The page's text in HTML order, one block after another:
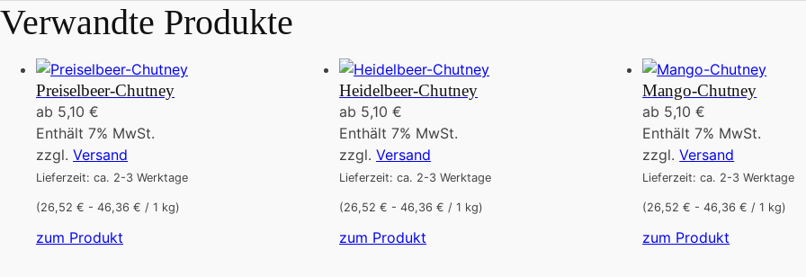
Verwandte Produkte
Preiselbeer-Chutney
ab 5,10 €
Enthält 7% MwSt.
zzgl. Versand
Lieferzeit: ca. 2-3 Werktage
(26,52 € - 46,36 € / 1 kg)
zum Produkt
Heidelbeer-Chutney
ab 5,10€
Enthält 7% MwSt.
zzgl.Versand
Lieferzeit: ca. 2-3 Werktage
(26,52 € - 46,36 € / 1 kg)
zum Produkt
Mango-Chutney
ab 5,10€
Enthält 7% MwSt.
zzgl.Versand
Lieferzeit: ca. 2-3 Werktage
(26,52 € - 46,36 € / 1 kg)
zum Produkt